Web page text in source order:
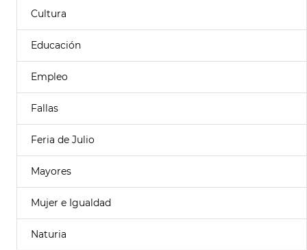
Cultura
Educación
Empleo
Fallas
Feria de Julio
Mayores
Mujer e Igualdad
Naturia